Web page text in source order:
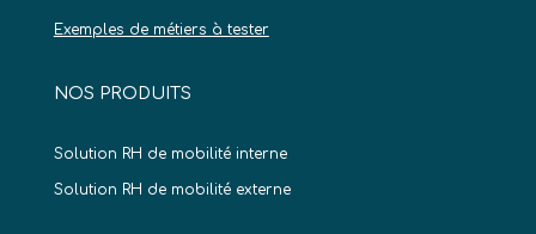
Exemples de métiers à tester
NOS PRODUITS
Solution RH de mobilité interne
Solution RH de mobilité externe